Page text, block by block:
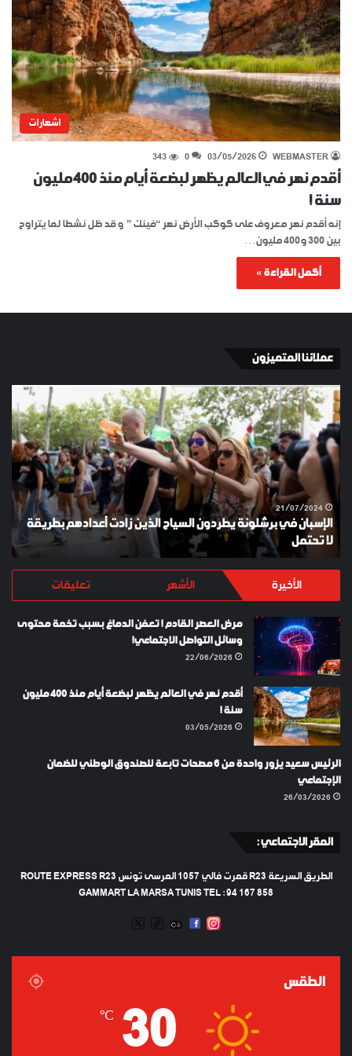
اشهارات
WEBMASTER
03/05/2026
0
343
أقدم نهر في العالم يظهر لبضعة أيام منذ 400 مليون
سنة !
إنه أقدم نهر معروف على كوكب الأرض نهر “فينك ” و قد ظل نشطا لما يتراوح
بين 300 و400 مليون…
أكمل القراءة »
عملائنا المتميزون
الإسبان
في
برشلونة
يطردون
السياح
الذين
زادت
أعدادهم
بطريقة
تحتمل
21/07/2024
الإسبان في برشلونة يطردون السياح الذين زادت أعدادهم بطريقة
لا تحتمل
الأخيرة الأشهر تعليقات
مرض العصر القادم ! تعفن الدماغ بسبب تخمة محتوى
وسائل التواصل الاجتماعي!
22/06/2026
أقدم نهر في العالم يظهر لبضعة أيام منذ 400 مليون
سنة !
03/05/2026
الرئيس سعيد يزور واحدة من 6 مصحات تابعة للصندوق الوطني للضمان
الإجتماعي
26/03/2026
المقر الاجتماعي :
الطريق السريعة R23 قمرت فالي 1057 المرسى تونس ROUTE EXPRESS R23
GAMMART LA MARSA TUNIS TEL : 94 167 858
INSTAGRAM
FACEBOOK
RADIO
TIKTOK
الطقس
30
℃